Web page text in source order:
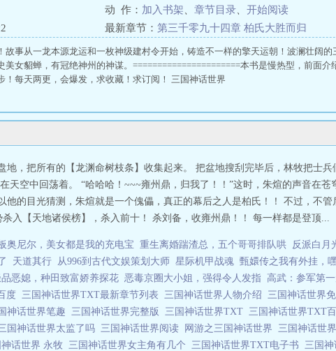
动 作： 加入书架 章节目录
开始阅读
最新章节： 第三千零九十四章 柏氏大胜而归
故事从一龙本源龙运和一枚神级建村令开始，铸造不一样的擎天运朝！波澜壮阔的
女貂蝉，有冠绝神州的神谋。======================本书是慢热型，前面介
！每天两更，会爆发，求收藏！求订阅！ 三国神话世界
，把所有的【龙渊命树枝条】收集起来。 把盆地搜刮完毕后，林牧把士兵
天空中回荡着。 “哈哈哈！~~~雍州鼎，归我了！！”这时，朱煊的声音在苍
的目光猜测，朱煊就是一个傀儡，真正的幕后之人是柏氏！！ 不过，不
入【天地诸侯榜】，杀入前十！ 杀刘备，收雍州鼎！！ 每一样都是登顶...
奥尼尔，美女都是我的充电宝 重生离婚踹渣总，五个哥哥排队哄 反派白月
天道其行 从996到古代文娱策划大师 星际机甲战魂 甄嬛传之我有外挂，
恶媳，种田致富娇养探花 恶毒京圈大小姐，强得令人发指 高武：参军第
度 三国神话世界TXT最新章节列表 三国神话世界人物介绍 三国神话世界
神话世界笔趣 三国神话世界完整版 三国神话世界TXT 三国神话世界TXT
国神话世界太监了吗 三国神话世界阅读 网游之三国神话世界 三国神话世
神话世界 永牧 三国神话世界女主角有几个 三国神话世界TXT电子书 三国